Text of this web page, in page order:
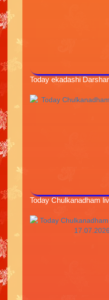
Today ekadashi
Today Chulkanadham